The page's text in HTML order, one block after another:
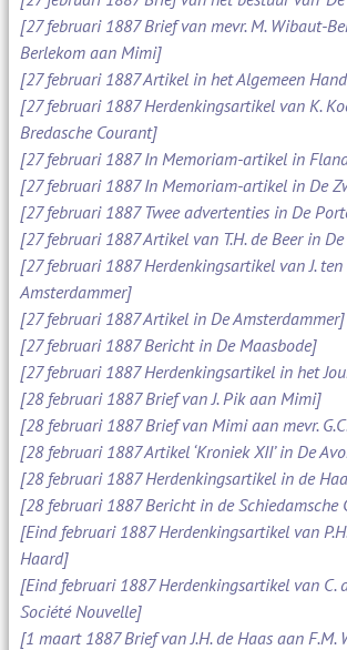
[27 februari 1887 Brief van mevr. M. Wibaut-
Berlekom aan Mimi]
[27 februari 1887 Artikel in het Algemeen
[27 februari 1887 Herdenkingsartikel van K.
Bredasche Courant]
[27 februari 1887 In Memoriam-artikel in
[27 februari 1887 In Memoriam-artikel in De
[27 februari 1887 Twee advertenties in De
[27 februari 1887 Artikel van T.H. de Beer in
[27 februari 1887 Herdenkingsartikel van J.
Amsterdammer]
[27 februari 1887 Artikel in De Amsterdammer]
[27 februari 1887 Bericht in De Maasbode]
[27 februari 1887 Herdenkingsartikel in het
[28 februari 1887 Brief van J. Pik aan Mimi]
[28 februari 1887 Brief van Mimi aan mevr.
[28 februari 1887 Artikel ‘Kroniek XII’ in De
[28 februari 1887 Herdenkingsartikel in de
[28 februari 1887 Bericht in de Schiedamsche
[Eind februari 1887 Herdenkingsartikel van
Haard]
[Eind februari 1887 Herdenkingsartikel van C.
Société Nouvelle]
[1 maart 1887 Brief van J.H. de Haas aan F.M.